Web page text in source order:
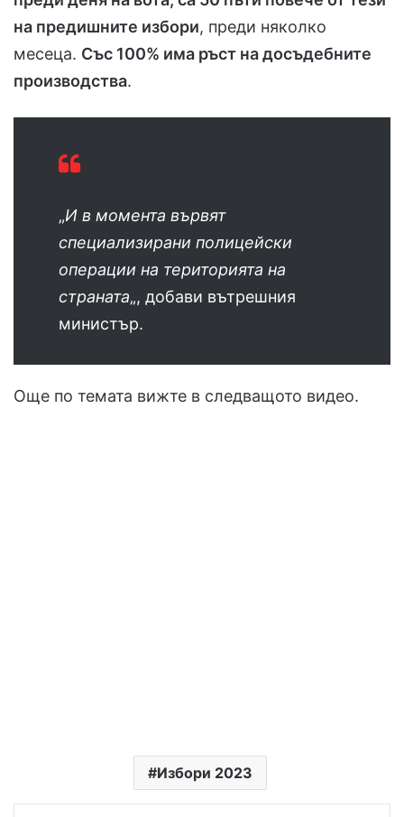
на предишните избори, преди няколко
месеца. Със 100% има ръст на досъдебните
производства.
„И в момента вървят
специализирани полицейски
операции на територията на
страната„, добави вътрешния
министър.
Още по темата вижте в следващото видео.
Избори 2023